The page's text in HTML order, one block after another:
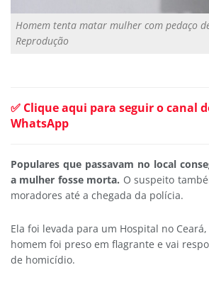
Homem tenta matar mulher com pedaço
Reprodução
✅ Clique aqui para seguir o canal
WhatsApp
Populares que passavam no local
a mulher fosse morta. O suspeito
moradores até a chegada da polícia.
Ela foi levada para um Hospital no
homem foi preso em flagrante e vai
de homicídio.